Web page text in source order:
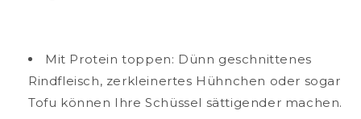
Mit Protein toppen: Dünn geschnittenes
Rindfleisch, zerkleinertes Hühnchen oder sogar
Tofu können Ihre Schüssel sättigender machen.